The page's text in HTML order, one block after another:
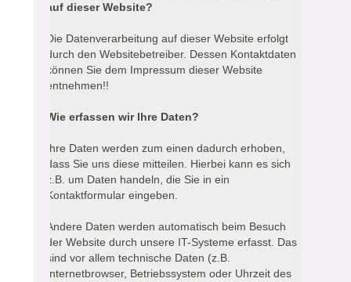
auf dieser Website?
Die Datenverarbeitung auf dieser Website erfolgt
durch den Websitebetreiber. Dessen Kontaktdaten
können Sie dem Impressum dieser Website
entnehmen!!
Wie erfassen wir Ihre Daten?
Ihre Daten werden zum einen dadurch erhoben,
dass Sie uns diese mitteilen. Hierbei kann es sich
z.B. um Daten handeln, die Sie in ein
Kontaktformular eingeben.
Andere Daten werden automatisch beim Besuch
der Website durch unsere IT-Systeme erfasst. Das
sind vor allem technische Daten (z.B.
Internetbrowser, Betriebssystem oder Uhrzeit des